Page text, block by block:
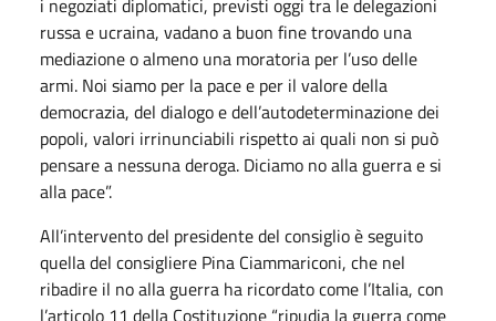
russa e ucraina, vadano a buon fine trovando una
mediazione o almeno una moratoria per l’uso delle
armi. Noi siamo per la pace e per il valore della
democrazia, del dialogo e dell’autodeterminazione dei
popoli, valori irrinunciabili rispetto ai quali non si può
pensare a nessuna deroga. Diciamo no alla guerra e si
alla pace”.
All’intervento del presidente del consiglio è seguito
quella del consigliere Pina Ciammariconi, che nel
ribadire il no alla guerra ha ricordato come l’Italia, con
l’articolo 11 della Costituzione “ripudia la guerra come